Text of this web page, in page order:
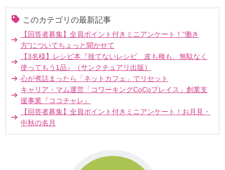
このカテゴリの最新記事
【回答者募集】全員ポイント付きミニアンケート！"働き
方"についてちょっと聞かせて
【3名様】レシピ本『捨てないレシピ 皮も種も、無駄なく
使ってもう1品』（サンクチュアリ出版）
心が煮詰まったら「ネットカフェ」でリセット
キャリア・マム運営「コワーキングCoCoプレイス」創業支
援事業『ココチャレ』
【回答者募集】全員ポイント付きミニアンケート！お月見・
中秋の名月